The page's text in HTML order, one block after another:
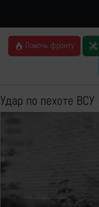
Помочь фронту
Удар по пехоте ВСУ